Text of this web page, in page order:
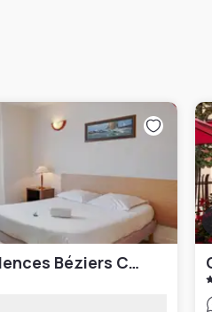
Zenitude Hôtel-Résidences Béziers Centre